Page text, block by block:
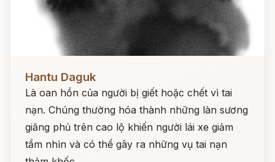
Hantu Daguk
Là oan hồn của người bị giết hoặc chết vì tai
nạn. Chúng thường hóa thành những làn sương
giăng phủ trên cao lộ khiến người lái xe giảm
tầm nhìn và có thể gây ra những vụ tai nạn